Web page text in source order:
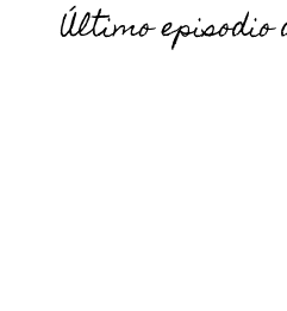
Último episodio